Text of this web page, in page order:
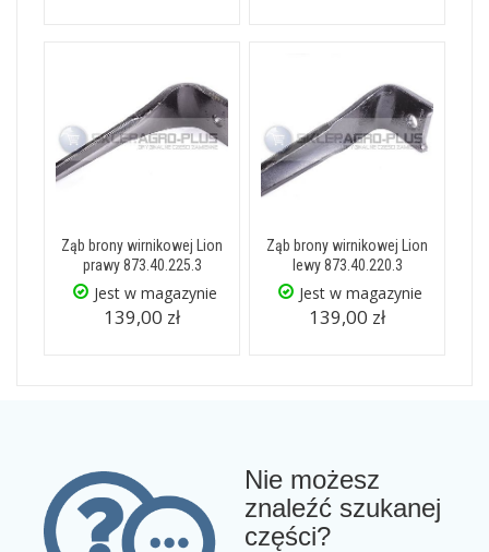
Ząb brony wirnikowej Lion
prawy 873.40.225.3
Jest w magazynie
139,00 zł
Ząb brony wirnikowej Lion
lewy 873.40.220.3
Jest w magazynie
139,00 zł
Nie możesz
znaleźć szukanej
części?